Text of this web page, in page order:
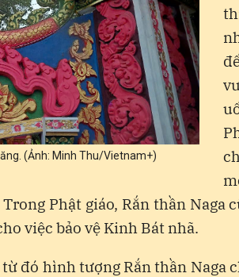
(Ảnh: Minh Thu/Vietnam+)
Trong Phật giáo, Rắn thần Naga
việc bảo vệ Kinh Bát nhã.
từ đó hình tượng Rắn thần Naga